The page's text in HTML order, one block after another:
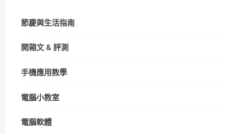
節慶與生活指南
開箱文 & 評測
手機應用教學
電腦小教室
電腦軟體